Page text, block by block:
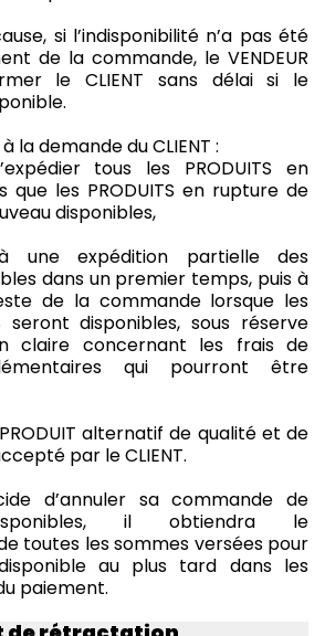
si l’indisponibilité n’a pas été
de la commande, le VENDEUR
le CLIENT sans délai si le
la demande du CLIENT :
tous les PRODUITS en
les PRODUITS en rupture de
disponibles,
une expédition partielle des
dans un premier temps, puis à
de la commande lorsque les
seront disponibles, sous réserve
claire concernant les frais de
qui pourront être
alternatif de qualité et de
par le CLIENT.
d’annuler sa commande de
il obtiendra le
toutes les sommes versées pour
au plus tard dans les
paiement.